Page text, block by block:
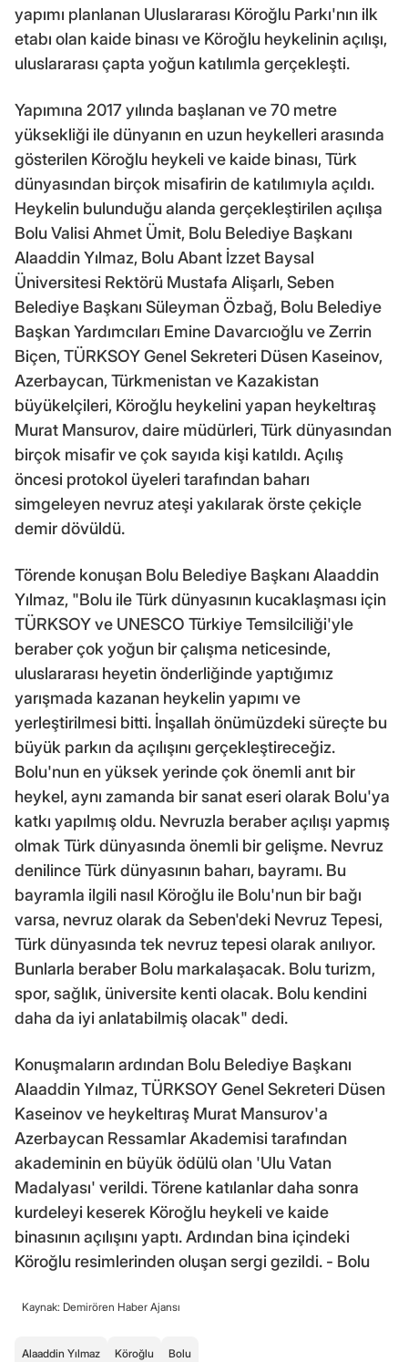
yapımı planlanan Uluslararası Köroğlu Parkı'nın ilk
etabı olan kaide binası ve Köroğlu heykelinin açılışı,
uluslararası çapta yoğun katılımla gerçekleşti.
Yapımına 2017 yılında başlanan ve 70 metre
yüksekliği ile dünyanın en uzun heykelleri arasında
gösterilen Köroğlu heykeli ve kaide binası, Türk
dünyasından birçok misafirin de katılımıyla açıldı.
Heykelin bulunduğu alanda gerçekleştirilen açılışa
Bolu Valisi Ahmet Ümit, Bolu Belediye Başkanı
Alaaddin Yılmaz, Bolu Abant İzzet Baysal
Üniversitesi Rektörü Mustafa Alişarlı, Seben
Belediye Başkanı Süleyman Özbağ, Bolu Belediye
Başkan Yardımcıları Emine Davarcıoğlu ve Zerrin
Biçen, TÜRKSOY Genel Sekreteri Düsen Kaseinov,
Azerbaycan, Türkmenistan ve Kazakistan
büyükelçileri, Köroğlu heykelini yapan heykeltıraş
Murat Mansurov, daire müdürleri, Türk dünyasından
birçok misafir ve çok sayıda kişi katıldı. Açılış
öncesi protokol üyeleri tarafından baharı
simgeleyen nevruz ateşi yakılarak örste çekiçle
demir dövüldü.
Törende konuşan Bolu Belediye Başkanı Alaaddin
Yılmaz, "Bolu ile Türk dünyasının kucaklaşması için
TÜRKSOY ve UNESCO Türkiye Temsilciliği'yle
beraber çok yoğun bir çalışma neticesinde,
uluslararası heyetin önderliğinde yaptığımız
yarışmada kazanan heykelin yapımı ve
yerleştirilmesi bitti. İnşallah önümüzdeki süreçte bu
büyük parkın da açılışını gerçekleştireceğiz.
Bolu'nun en yüksek yerinde çok önemli anıt bir
heykel, aynı zamanda bir sanat eseri olarak Bolu'ya
katkı yapılmış oldu. Nevruzla beraber açılışı yapmış
olmak Türk dünyasında önemli bir gelişme. Nevruz
denilince Türk dünyasının baharı, bayramı. Bu
bayramla ilgili nasıl Köroğlu ile Bolu'nun bir bağı
varsa, nevruz olarak da Seben'deki Nevruz Tepesi,
Türk dünyasında tek nevruz tepesi olarak anılıyor.
Bunlarla beraber Bolu markalaşacak. Bolu turizm,
spor, sağlık, üniversite kenti olacak. Bolu kendini
daha da iyi anlatabilmiş olacak" dedi.
Konuşmaların ardından Bolu Belediye Başkanı
Alaaddin Yılmaz, TÜRKSOY Genel Sekreteri Düsen
Kaseinov ve heykeltıraş Murat Mansurov'a
Azerbaycan Ressamlar Akademisi tarafından
akademinin en büyük ödülü olan 'Ulu Vatan
Madalyası' verildi. Törene katılanlar daha sonra
kurdeleyi keserek Köroğlu heykeli ve kaide
binasının açılışını yaptı. Ardından bina içindeki
Köroğlu resimlerinden oluşan sergi gezildi. - Bolu
Kaynak: Demirören Haber Ajansı
Alaaddin Yılmaz Köroğlu Bolu